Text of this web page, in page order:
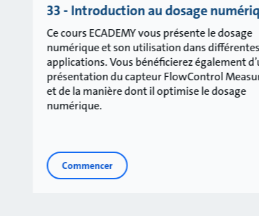
33 - Introduction au dosage
Ce cours ECADEMY vous présente le dosage
numérique et son utilisation dans différentes
applications. Vous bénéficierez également
présentation du capteur FlowControl
et de la manière dont il optimise le dosage
numérique.
Commencer